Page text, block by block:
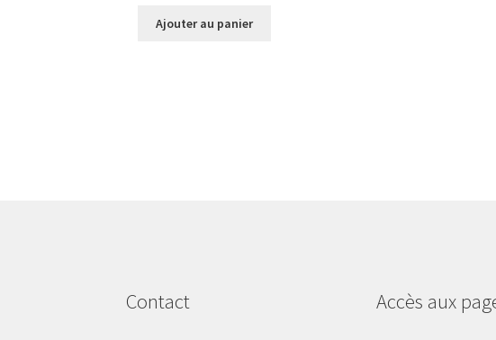
Ajouter au panier
Contact Accès aux